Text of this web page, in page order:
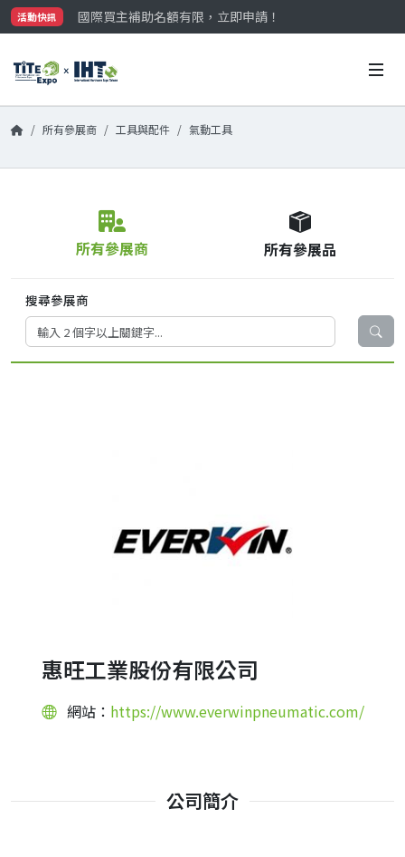
活動快訊
國際買主補助名額有限，立即申請！
參觀門票開放申請中‼️
國際買主補助名額有限，立即申請！
所有參展商 工具與配件 氣動工具
所有參展商 所有參展品
搜尋參展商
惠旺工業股份有限公司
網站： https://www.everwinpneumatic.com/
公司簡介